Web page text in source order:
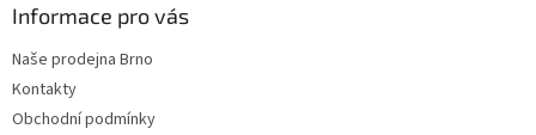
Informace pro vás
Naše prodejna Brno
Kontakty
Obchodní podmínky